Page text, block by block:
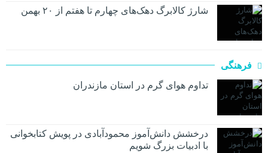
شارژ کالابرگ دهک‌های چهارم تا هفتم از ۲۰ بهمن
فرهنگی
تداوم هوای گرم در استان مازندران
درخشش دانش‌آموز محمودآبادی در پویش کتابخوانی
با ادبیات بزرگ شویم